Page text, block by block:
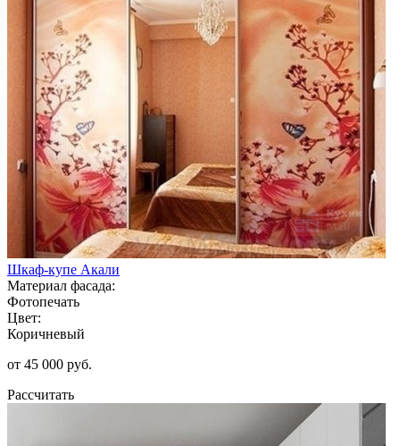
Шкаф-купе Акали
Материал фасада:
Фотопечать
Цвет:
Коричневый
от 45 000 руб.
Рассчитать